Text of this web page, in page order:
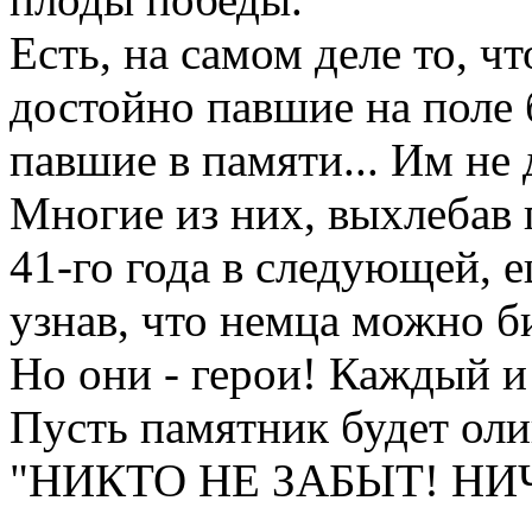
Есть, на самом деле то,
достойно павшие на поле
павшие в памяти... Им не
Многие из них, выхлебав
41-го года в следующей,
узнав, что немца можно
Но они - герои! Каждый и
Пусть памятник будет
"НИКТО НЕ ЗАБЫТ!